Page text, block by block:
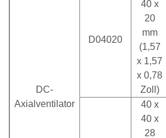
DC-
Axialventilator
D04020
40 x
20
mm
(1,57
x 1,57
x 0,78
Zoll)
40 x
40 x
28